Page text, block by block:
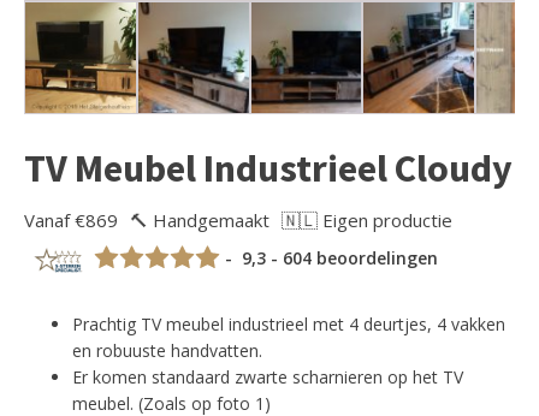
TV Meubel Industrieel Cloudy
Vanaf €869 🔨 Handgemaakt 🇳🇱 Eigen productie
- 9,3 - 604 beoordelingen
Prachtig TV meubel industrieel met 4 deurtjes, 4 vakken
en robuuste handvatten.
Er komen standaard zwarte scharnieren op het TV
meubel. (Zoals op foto 1)